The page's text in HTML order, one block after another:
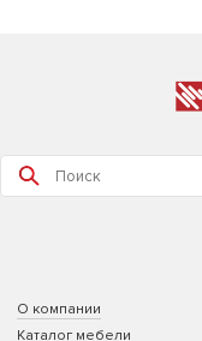
О компании
Каталог мебели